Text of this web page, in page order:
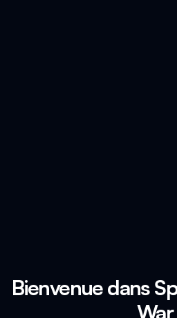
Bienvenue dans
War